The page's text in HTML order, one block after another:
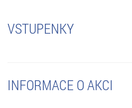
VSTUPENKY
INFORMACE O AKCI